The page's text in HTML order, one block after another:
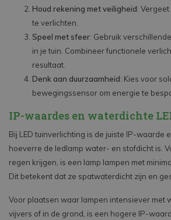
Houd rekening met veiligheid:
te verlichten.
Speel met sfeer: Gebruik
in je tuin. Combineer functionele
resultaat.
Denk aan duurzaamheid: Kies voor
bewegingssensor om energie te
IP-waardes en waterdichte
Bij LED tuinverlichting is de juiste IP-
hoeverre de ledlamp water- en stofdicht is.
regen krijgen, is een lamp lampen met
Dit betekent dat ze spatwaterdicht zijn en
Voor plaatsen waar lampen intensiever met
vijvers of in de grond, is een hogere IP-